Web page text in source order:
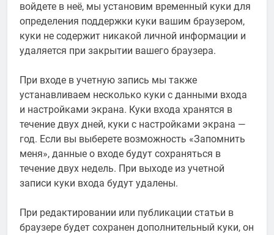
войдете в неё, мы установим временный куки для
определения поддержки куки вашим браузером,
куки не содержит никакой личной информации и
удаляется при закрытии вашего браузера.
При входе в учетную запись мы также
устанавливаем несколько куки с данными входа
и настройками экрана. Куки входа хранятся в
течение двух дней, куки с настройками экрана —
год. Если вы выберете возможность «Запомнить
меня», данные о входе будут сохраняться в
течение двух недель. При выходе из учетной
записи куки входа будут удалены.
При редактировании или публикации статьи в
браузере будет сохранен дополнительный куки, он